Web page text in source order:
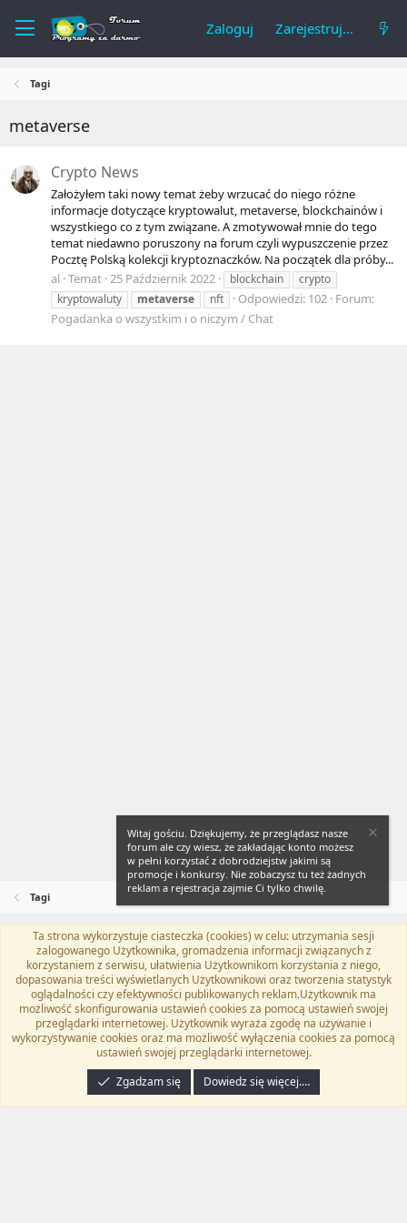
Zaloguj Zarejestruj się
Tagi
metaverse
Crypto News
Założyłem taki nowy temat żeby wrzucać do niego różne
informacje dotyczące kryptowalut, metaverse, blockchainów i
wszystkiego co z tym związane. A zmotywował mnie do tego
temat niedawno poruszony na forum czyli wypuszczenie przez
Pocztę Polską kolekcji kryptoznaczków. Na początek dla próby...
al Temat 25 Październik 2022 blockchain
crypto
kryptowaluty
metaverse nft Odpowiedzi: 102 Forum:
Pogadanka o wszystkim i o niczym / Chat
Tagi
Flat Awesome + (Parent DO NOT EDIT)
Polski (PL)
Kontakt
Regulamin Polityka prywatności Pomoc
TwitterKontakt
RSS
Community platform by XenForo® © 2010-2024 XenForo Ltd.
programyzadarmo.net.pl . | Xenforo Add-ons
Email Check by MPM.PM
Witaj gościu. Dziękujemy, że przeglądasz nasze
forum ale czy wiesz, że zakładając konto możesz
w pełni korzystać z dobrodziejstw jakimi są
promocje i konkursy. Nie zobaczysz tu też żadnych
reklam a rejestracja zajmie Ci tylko chwilę.
Ta strona wykorzystuje ciasteczka (cookies) w celu: utrzymania sesji
zalogowanego Użytkownika, gromadzenia informacji związanych z
korzystaniem z serwisu, ułatwienia Użytkownikom korzystania z niego,
dopasowania treści wyświetlanych Użytkownikowi oraz tworzenia statystyk
oglądalności czy efektywności publikowanych reklam.Użytkownik ma
możliwość skonfigurowania ustawień cookies za pomocą ustawień swojej
przeglądarki internetowej. Użytkownik wyraża zgodę na używanie i
wykorzystywanie cookies oraz ma możliwość wyłączenia cookies za pomocą
ustawień swojej przeglądarki internetowej.
Zgadzam się
Dowiedz się więcej.…